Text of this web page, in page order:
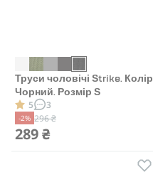
Труси чоловічі Strike. Колір
Чорний. Розмір S
5 3
-2% 296 ₴
289 ₴